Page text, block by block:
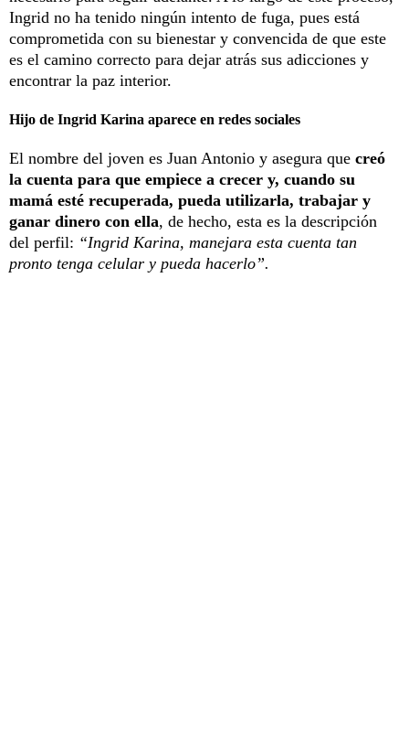
Ingrid no ha tenido ningún intento de fuga, pues está
comprometida con su bienestar y convencida de que este
es el camino correcto para dejar atrás sus adicciones y
encontrar la paz interior.
Hijo de Ingrid Karina aparece en redes sociales
El nombre del joven es Juan Antonio y asegura que creó
la cuenta para que empiece a crecer y, cuando su
mamá esté recuperada, pueda utilizarla, trabajar y
ganar dinero con ella, de hecho, esta es la descripción
del perfil: “Ingrid Karina, manejara esta cuenta tan
pronto tenga celular y pueda hacerlo”.